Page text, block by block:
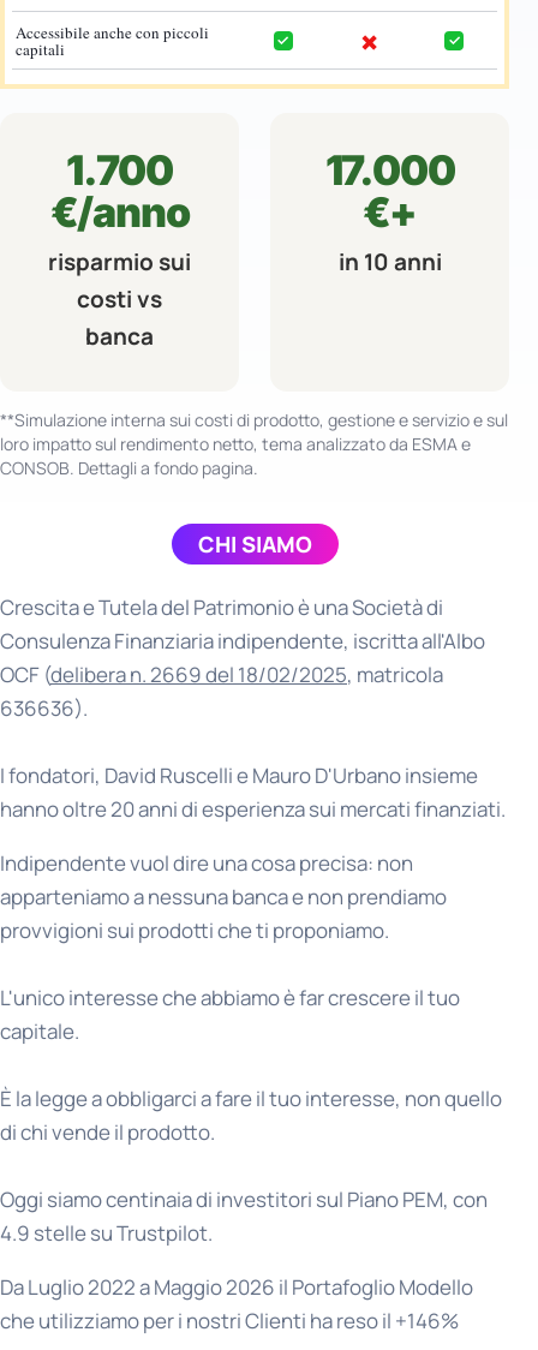
Accessibile anche con piccoli
capitali ✓ × ✓
1.700
€/anno
risparmio sui
costi vs
banca
17.000
€+
in 10 anni
**Simulazione interna sui costi di prodotto, gestione e servizio e sul
loro impatto sul rendimento netto, tema analizzato da ESMA e
CONSOB. Dettagli a fondo pagina.
CHI SIAMO
Crescita e Tutela del Patrimonio è una Società di
Consulenza Finanziaria indipendente, iscritta all'Albo
OCF (delibera n. 2669 del 18/02/2025, matricola
636636).
I fondatori, David Ruscelli e Mauro D'Urbano insieme
hanno oltre 20 anni di esperienza sui mercati finanziati.
Indipendente vuol dire una cosa precisa: non
apparteniamo a nessuna banca e non prendiamo
provvigioni sui prodotti che ti proponiamo.
L'unico interesse che abbiamo è far crescere il tuo
capitale.
È la legge a obbligarci a fare il tuo interesse, non quello
di chi vende il prodotto.
Oggi siamo centinaia di investitori sul Piano PEM, con
4.9 stelle su Trustpilot.
Da Luglio 2022 a Maggio 2026 il Portafoglio Modello
che utilizziamo per i nostri Clienti ha reso il +146%